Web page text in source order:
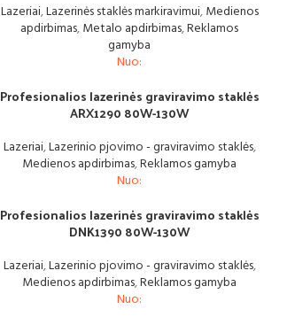
Lazeriai,Lazerinės staklės markiravimui,Medienos
apdirbimas,Metalo apdirbimas,Reklamos
gamyba
Nuo:
Profesionalios lazerinės graviravimo staklės
ARX1290 80W-130W
Lazeriai,Lazerinio pjovimo - graviravimo staklės,
Medienos apdirbimas,Reklamos gamyba
Nuo:
Profesionalios lazerinės graviravimo staklės
DNK1390 80W-130W
Lazeriai,Lazerinio pjovimo - graviravimo staklės,
Medienos apdirbimas,Reklamos gamyba
Nuo: